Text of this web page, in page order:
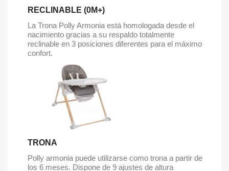
RECLINABLE (0M+)
La Trona Polly Armonia está homologada desde el
nacimiento gracias a su respaldo totalmente
reclinable en 3 posiciones diferentes para el máximo
confort.
TRONA
Polly armonia puede utilizarse como trona a partir de
los 6 meses. Dispone de 9 ajustes de altura